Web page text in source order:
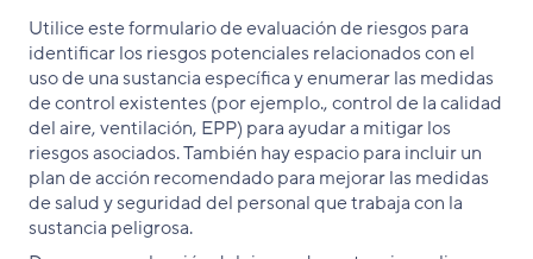
Utilice este formulario de evaluación de riesgos para
identificar los riesgos potenciales relacionados con el
uso de una sustancia específica y enumerar las medidas
de control existentes (por ejemplo., control de la calidad
del aire, ventilación, EPP) para ayudar a mitigar los
riesgos asociados. También hay espacio para incluir un
plan de acción recomendado para mejorar las medidas
de salud y seguridad del personal que trabaja con la
sustancia peligrosa.